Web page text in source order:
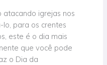
atacando igrejas nos
lo, para os crentes
este é o dia mais
que você pode
o Dia da